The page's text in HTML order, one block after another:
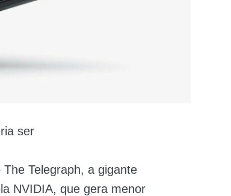
ser
Telegraph, a gigante
NVIDIA, que gera menor